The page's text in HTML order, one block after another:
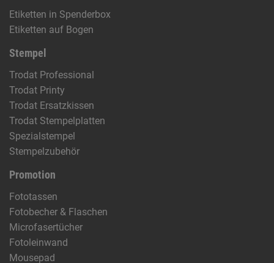
Etiketten in Spenderbox
Etiketten auf Bogen
Stempel
Trodat Professional
Trodat Printy
Trodat Ersatzkissen
Trodat Stempelplatten
Spezialstempel
Stempelzubehör
Promotion
Fototassen
Fotobecher & Flaschen
Microfasertücher
Fotoleinwand
Mousepad